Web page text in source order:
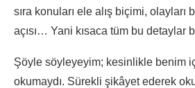
sıra konuları ele alış biçimi, olayları
açısı… Yani kısaca tüm bu detaylar
Şöyle söyleyeyim; kesinlikle benim
okumaydı. Sürekli şikâyet ederek